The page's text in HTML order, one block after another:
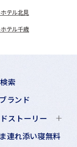
テル北見
テル千歳
索
ランド
ストーリー
連れ添い寝無料